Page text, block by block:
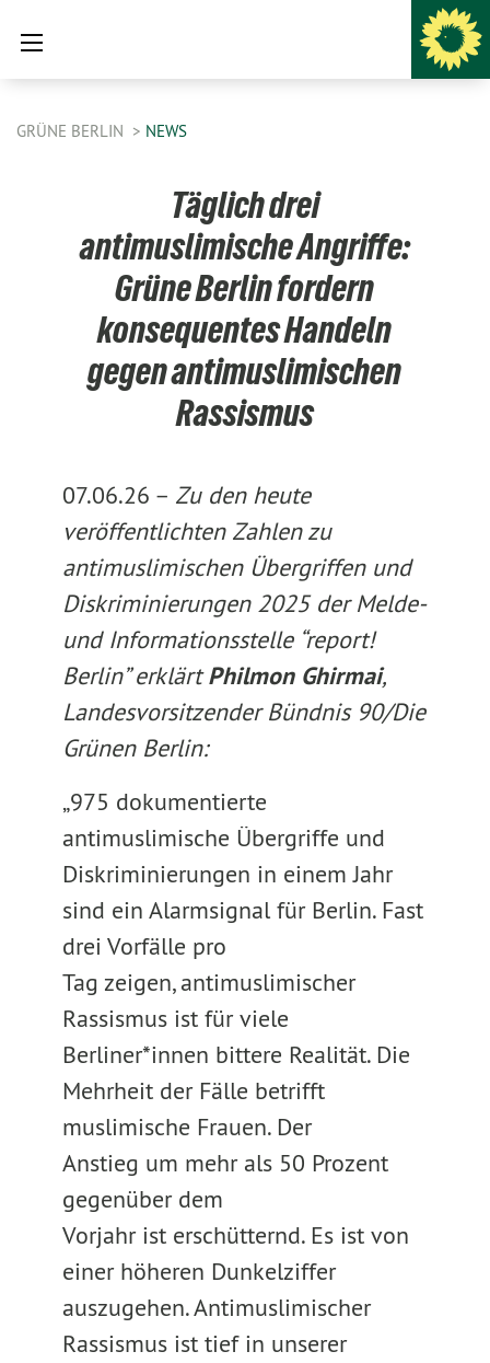
GRÜNE BERLIN NEWS
Täglich drei
antimuslimische Angriffe:
Grüne Berlin fordern
konsequentes Handeln
gegen antimuslimischen
Rassismus
07.06.26 – Zu den heute
veröffentlichten Zahlen zu
antimuslimischen Übergriffen und
Diskriminierungen 2025 der Melde-
und Informationsstelle “report!
Berlin” erklärtPhilmon Ghirmai,
Landesvorsitzender Bündnis 90/Die
Grünen Berlin:
„975 dokumentierte
antimuslimische Übergriffe und
Diskriminierungen in einem Jahr
sind ein Alarmsignal für Berlin. Fast
drei Vorfälle pro
Tag zeigen, antimuslimischer
Rassismus ist für viele
Berliner*innen bittere Realität. Die
Mehrheit der Fälle betrifft
muslimische Frauen. Der
Anstieg um mehr als 50 Prozent
gegenüber dem
Vorjahr ist erschütternd. Es ist von
einer höheren Dunkelziffer
auszugehen. Antimuslimischer
Rassismus ist tief in unserer